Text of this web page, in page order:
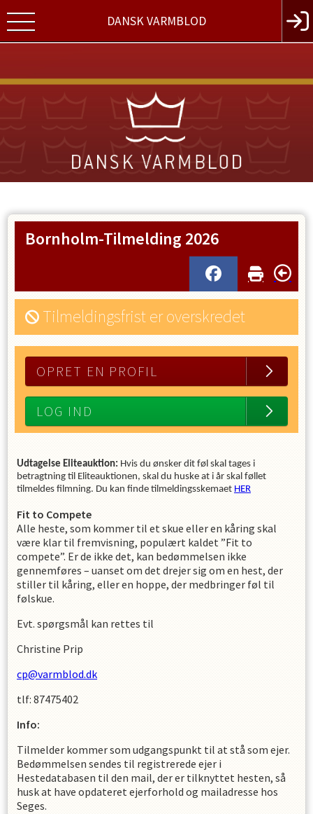
DANSK VARMBLOD
Bornholm-Tilmelding 2026
Tilmeldingsfrist er overskredet
OPRET EN PROFIL
LOG IND
Udtagelse Eliteauktion: Hvis du ønsker dit føl skal tages i
betragtning til Eliteauktionen, skal du huske at i år skal føllet
tilmeldes filmning. Du kan finde tilmeldingsskemaet HER
Fit to Compete
Alle heste, som kommer til et skue eller en kåring skal
være klar til fremvisning, populært kaldet ”Fit to
compete”. Er de ikke det, kan bedømmelsen ikke
gennemføres – uanset om det drejer sig om en hest, der
stiller til kåring, eller en hoppe, der medbringer føl til
følskue.
Evt. spørgsmål kan rettes til
Christine Prip
cp@varmblod.dk
tlf: 87475402
Info:
Tilmelder kommer som udgangspunkt til at stå som ejer.
Bedømmelsen sendes til registrerede ejer i
Hestedatabasen til den mail, der er tilknyttet hesten, så
husk at have opdateret ejerforhold og mailadresse hos
Seges.